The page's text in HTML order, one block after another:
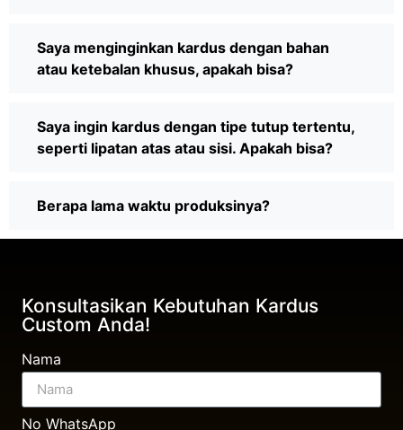
Saya menginginkan kardus dengan bahan
atau ketebalan khusus, apakah bisa?
Saya ingin kardus dengan tipe tutup tertentu,
seperti lipatan atas atau sisi. Apakah bisa?
Berapa lama waktu produksinya?
Konsultasikan Kebutuhan Kardus
Custom Anda!
Nama
No WhatsApp